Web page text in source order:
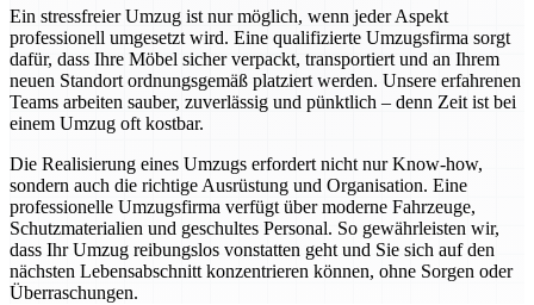
Ein stressfreier Umzug ist nur möglich, wenn jeder Aspekt
professionell umgesetzt wird. Eine qualifizierte Umzugsfirma sorgt
dafür, dass Ihre Möbel sicher verpackt, transportiert und an Ihrem
neuen Standort ordnungsgemäß platziert werden. Unsere erfahrenen
Teams arbeiten sauber, zuverlässig und pünktlich – denn Zeit ist bei
einem Umzug oft kostbar.
Die Realisierung eines Umzugs erfordert nicht nur Know-how,
sondern auch die richtige Ausrüstung und Organisation. Eine
professionelle Umzugsfirma verfügt über moderne Fahrzeuge,
Schutzmaterialien und geschultes Personal. So gewährleisten wir,
dass Ihr Umzug reibungslos vonstatten geht und Sie sich auf den
nächsten Lebensabschnitt konzentrieren können, ohne Sorgen oder
Überraschungen.